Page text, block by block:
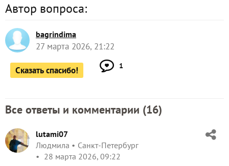
Автор вопроса:
bagrindima
27 марта 2026, 21:22
Сказать спасибо! 1
Все ответы и комментарии (16)
lutami07
Людмила
Санкт-Петербург
28 марта 2026, 09:22